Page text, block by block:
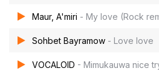
Maur, A'miri - My love (Rock
Sohbet Bayramow - Love love
VOCALOID - Mimukauwa nice